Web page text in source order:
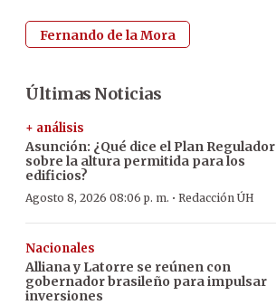
Fernando de la Mora
Últimas Noticias
+ análisis
Asunción: ¿Qué dice el Plan Regulador
sobre la altura permitida para los
edificios?
Agosto 8, 2026 08:06 p. m. · Redacción ÚH
Nacionales
Alliana y Latorre se reúnen con
gobernador brasileño para impulsar
inversiones